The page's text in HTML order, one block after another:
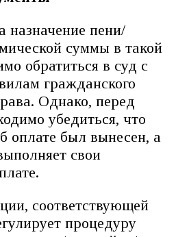
назначение пени/
суммы в такой
обратиться в суд с
гражданского
Однако, перед
убедиться, что
оплате был вынесен, а
свои
соответствующей
процедуру